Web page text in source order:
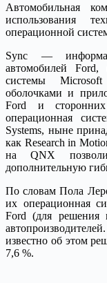
Автомобильная
использования
операционной
Sync —
автомобилей Ford,
системы
оболочками и
Ford и
операционная
Systems, ныне
как Research in
на QNX
дополнительную
По словам Пола
их операционная
Ford (для решения
известно об этом
7,6 %.